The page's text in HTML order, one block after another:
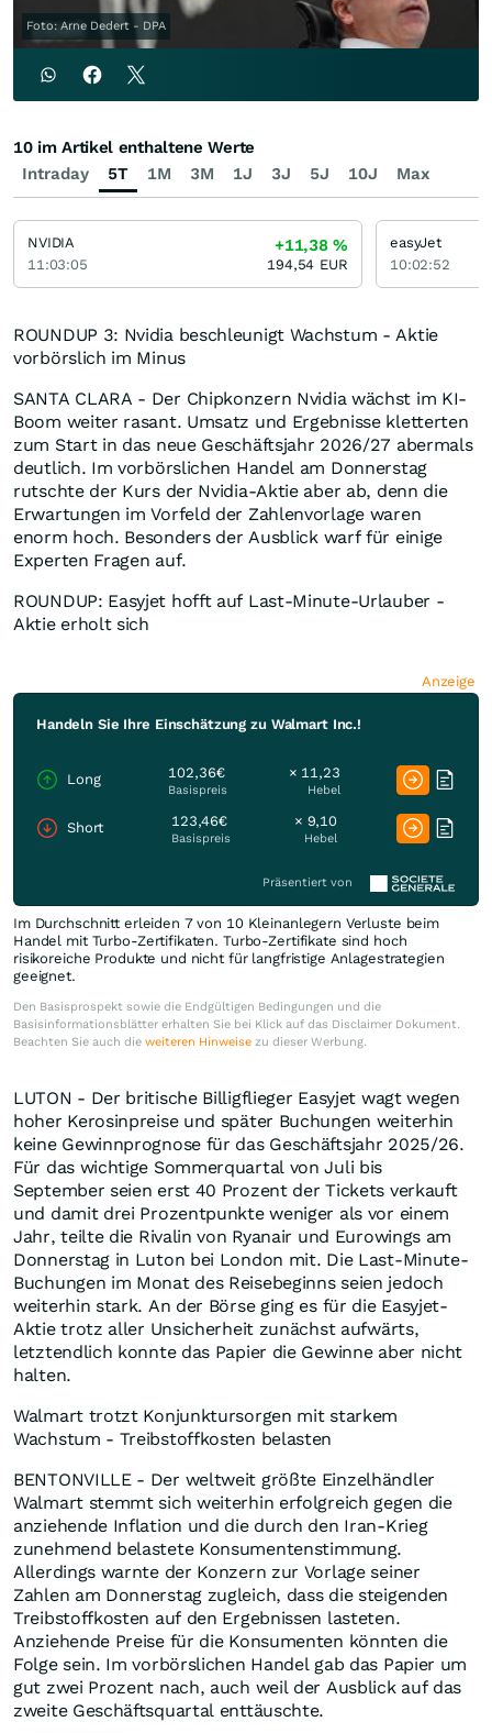
Foto: Arne Dedert - DPA
ROUNDUP 3: Nvidia beschleunigt Wachstum - Aktie
vorbörslich im Minus
SANTA CLARA - Der Chipkonzern Nvidia wächst im KI-
Boom weiter rasant. Umsatz und Ergebnisse kletterten
zum Start in das neue Geschäftsjahr 2026/27 abermals
deutlich. Im vorbörslichen Handel am Donnerstag
rutschte der Kurs der Nvidia-Aktie aber ab, denn die
Erwartungen im Vorfeld der Zahlenvorlage waren
enorm hoch. Besonders der Ausblick warf für einige
Experten Fragen auf.
ROUNDUP: Easyjet hofft auf Last-Minute-Urlauber -
Aktie erholt sich
Anzeige
Handeln Sie Ihre Einschätzung zu Walmart Inc.!
Long 102,36€
Basispreis
× 11,23
Hebel
Short 123,46€
Basispreis
× 9,10
Hebel
Präsentiert von
Im Durchschnitt erleiden 7 von 10 Kleinanlegern Verluste beim
Handel mit Turbo-Zertifikaten. Turbo-Zertifikate sind hoch
risikoreiche Produkte und nicht für langfristige Anlagestrategien
geeignet.
Den Basisprospekt sowie die Endgültigen Bedingungen und die
Basisinformationsblätter erhalten Sie bei Klick auf das Disclaimer Dokument.
Beachten Sie auch die weiteren Hinweise zu dieser Werbung.
LUTON - Der britische Billigflieger Easyjet wagt wegen
hoher Kerosinpreise und später Buchungen weiterhin
keine Gewinnprognose für das Geschäftsjahr 2025/26.
Für das wichtige Sommerquartal von Juli bis
September seien erst 40 Prozent der Tickets verkauft
und damit drei Prozentpunkte weniger als vor einem
Jahr, teilte die Rivalin von Ryanair und Eurowings am
Donnerstag in Luton bei London mit. Die Last-Minute-
Buchungen im Monat des Reisebeginns seien jedoch
weiterhin stark. An der Börse ging es für die Easyjet-
Aktie trotz aller Unsicherheit zunächst aufwärts,
letztendlich konnte das Papier die Gewinne aber nicht
halten.
Walmart trotzt Konjunktursorgen mit starkem
Wachstum - Treibstoffkosten belasten
BENTONVILLE - Der weltweit größte Einzelhändler
Walmart stemmt sich weiterhin erfolgreich gegen die
anziehende Inflation und die durch den Iran-Krieg
zunehmend belastete Konsumentenstimmung.
Allerdings warnte der Konzern zur Vorlage seiner
Zahlen am Donnerstag zugleich, dass die steigenden
Treibstoffkosten auf den Ergebnissen lasteten.
Anziehende Preise für die Konsumenten könnten die
Folge sein. Im vorbörslichen Handel gab das Papier um
gut zwei Prozent nach, auch weil der Ausblick auf das
zweite Geschäftsquartal enttäuschte.
Intraday 5T 1M 3M 1J 3J 5J 10J Max
10 im Artikel enthaltene Werte
NVIDIA
11:03:05
+11,38%
194,54 EUR
easyJet
10:02:52